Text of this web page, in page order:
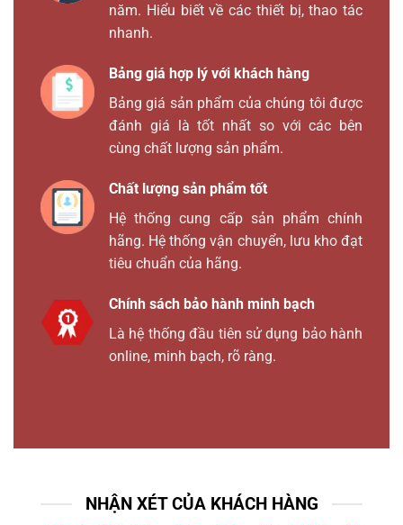
năm. Hiểu biết về các thiết bị, thao tác
nhanh.
Bảng giá hợp lý với khách hàng
Bảng giá sản phẩm của chúng tôi được
đánh giá là tốt nhất so với các bên
cùng chất lượng sản phẩm.
Chất lượng sản phẩm tốt
Hệ thống cung cấp sản phẩm chính
hãng. Hệ thống vận chuyển, lưu kho đạt
tiêu chuẩn của hãng.
Chính sách bảo hành minh bạch
Là hệ thống đầu tiên sử dụng bảo hành
online, minh bạch, rõ ràng.
NHẬN XÉT CỦA KHÁCH HÀNG